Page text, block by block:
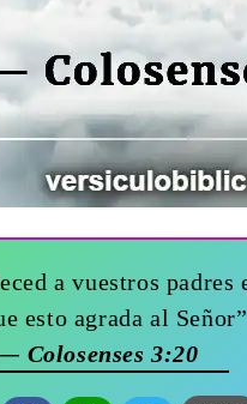
a vuestros padres
esto agrada al Señor”
Colosenses 3:20